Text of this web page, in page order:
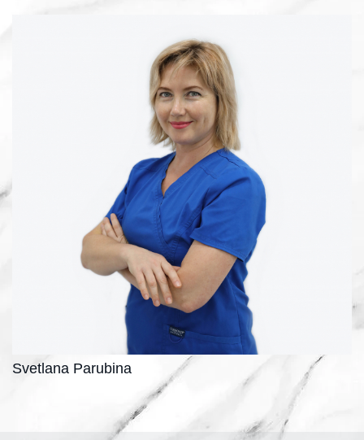
Svetlana Parubina